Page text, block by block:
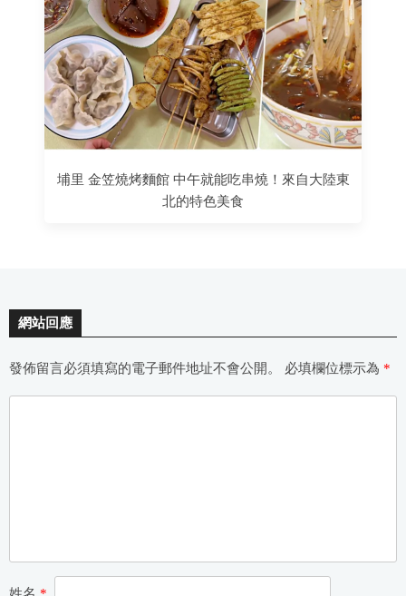
埔里 金笠燒烤麵館 中午就能吃串燒！來自大陸東
北的特色美食
網站回應
發佈留言必須填寫的電子郵件地址不會公開。 必填欄位標示為 *
姓名 *